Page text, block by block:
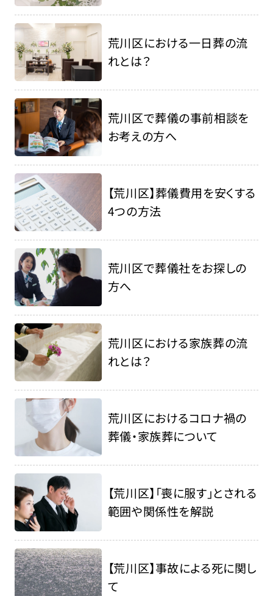
荒川区における一日葬の流
れとは？
荒川区で葬儀の事前相談を
お考えの方へ
【荒川区】葬儀費用を安くする
4つの方法
荒川区で葬儀社をお探しの
方へ
荒川区における家族葬の流
れとは？
荒川区におけるコロナ禍の
葬儀・家族葬について
【荒川区】「喪に服す」とされる
範囲や関係性を解説
【荒川区】事故による死に関し
て